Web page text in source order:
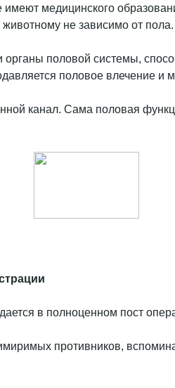
медицинского
не зависимо от пола.
половой системы,
половое влечение и
канал. Сама половая
в полноценном пост
противников,